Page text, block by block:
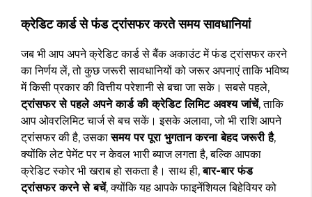
क्रेडिट कार्ड से फंड ट्रांसफर करते समय सावधानियां
जब भी आप अपने क्रेडिट कार्ड से बैंक अकाउंट में फंड ट्रांसफर करने
का निर्णय लें, तो कुछ जरूरी सावधानियों को जरूर अपनाएं ताकि भविष्य
में किसी प्रकार की वित्तीय परेशानी से बचा जा सके। सबसे पहले,
ट्रांसफर से पहले अपने कार्ड की क्रेडिट लिमिट अवश्य जांचें, ताकि
आप ओवरलिमिट चार्ज से बच सकें। इसके अलावा, जो भी राशि आपने
ट्रांसफर की है, उसकासमय पर पूरा भुगतान करना बेहद जरूरी है,
क्योंकि लेट पेमेंट पर न केवल भारी ब्याज लगता है, बल्कि आपका
क्रेडिट स्कोर भी खराब हो सकता है। साथ ही,बार-बार फंड
ट्रांसफर करने से बचें, क्योंकि यह आपके फाइनेंशियल बिहेवियर को